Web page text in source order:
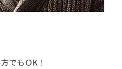
でもＯK！